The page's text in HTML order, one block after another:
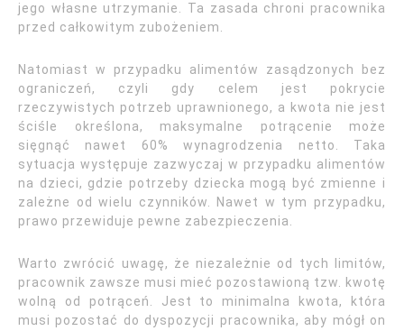
jego własne utrzymanie. Ta zasada chroni pracownika
przed całkowitym zubożeniem.
Natomiast w przypadku alimentów zasądzonych bez
ograniczeń, czyli gdy celem jest pokrycie
rzeczywistych potrzeb uprawnionego, a kwota nie jest
ściśle określona, maksymalne potrącenie może
sięgnąć nawet 60% wynagrodzenia netto. Taka
sytuacja występuje zazwyczaj w przypadku alimentów
na dzieci, gdzie potrzeby dziecka mogą być zmienne i
zależne od wielu czynników. Nawet w tym przypadku,
prawo przewiduje pewne zabezpieczenia.
Warto zwrócić uwagę, że niezależnie od tych limitów,
pracownik zawsze musi mieć pozostawioną tzw. kwotę
wolną od potrąceń. Jest to minimalna kwota, która
musi pozostać do dyspozycji pracownika, aby mógł on